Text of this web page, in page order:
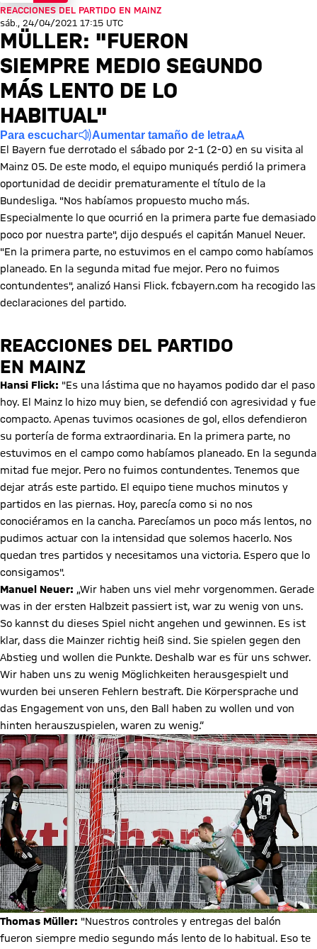
REACCIONES DEL PARTIDO EN MAINZ
sáb., 24/04/2021 17:15 UTC
MÜLLER: "FUERON
SIEMPRE MEDIO SEGUNDO
MÁS LENTO DE LO
HABITUAL"
Para escuchar Aumentar tamaño de letra
El Bayern fue derrotado el sábado por 2-1 (2-0) en su visita al
Mainz 05. De este modo, el equipo muniqués perdió la primera
oportunidad de decidir prematuramente el título de la
Bundesliga. "Nos habíamos propuesto mucho más.
Especialmente lo que ocurrió en la primera parte fue demasiado
poco por nuestra parte", dijo después el capitán Manuel Neuer.
"En la primera parte, no estuvimos en el campo como habíamos
planeado. En la segunda mitad fue mejor. Pero no fuimos
contundentes", analizó Hansi Flick. fcbayern.com ha recogido las
declaraciones del partido.
REACCIONES DEL PARTIDO
EN MAINZ
Hansi Flick: "Es una lástima que no hayamos podido dar el paso
hoy. El Mainz lo hizo muy bien, se defendió con agresividad y fue
compacto. Apenas tuvimos ocasiones de gol, ellos defendieron
su portería de forma extraordinaria. En la primera parte, no
estuvimos en el campo como habíamos planeado. En la segunda
mitad fue mejor. Pero no fuimos contundentes. Tenemos que
dejar atrás este partido. El equipo tiene muchos minutos y
partidos en las piernas. Hoy, parecía como si no nos
conociéramos en la cancha. Parecíamos un poco más lentos, no
pudimos actuar con la intensidad que solemos hacerlo. Nos
quedan tres partidos y necesitamos una victoria. Espero que lo
consigamos".
Manuel Neuer: „Wir haben uns viel mehr vorgenommen. Gerade
was in der ersten Halbzeit passiert ist, war zu wenig von uns.
So kannst du dieses Spiel nicht angehen und gewinnen. Es ist
klar, dass die Mainzer richtig heiß sind. Sie spielen gegen den
Abstieg und wollen die Punkte. Deshalb war es für uns schwer.
Wir haben uns zu wenig Möglichkeiten herausgespielt und
wurden bei unseren Fehlern bestraft. Die Körpersprache und
das Engagement von uns, den Ball haben zu wollen und von
hinten herauszuspielen, waren zu wenig.“
Thomas Müller: "Nuestros controles y entregas del balón
fueron siempre medio segundo más lento de lo habitual. Eso te